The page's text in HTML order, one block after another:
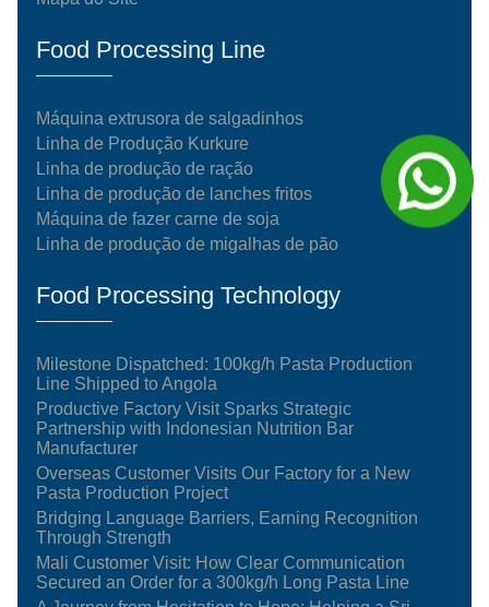
Food Processing Line
Máquina extrusora de salgadinhos
Linha de Produção Kurkure
Linha de produção de ração
Linha de produção de lanches fritos
Máquina de fazer carne de soja
Linha de produção de migalhas de pão
Food Processing Technology
Milestone Dispatched: 100kg/h Pasta Production
Line Shipped to Angola
Productive Factory Visit Sparks Strategic
Partnership with Indonesian Nutrition Bar
Manufacturer
Overseas Customer Visits Our Factory for a New
Pasta Production Project
Bridging Language Barriers, Earning Recognition
Through Strength
Mali Customer Visit: How Clear Communication
Secured an Order for a 300kg/h Long Pasta Line